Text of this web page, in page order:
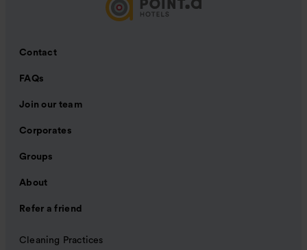
Contact
FAQs
Join our team
Corporates
Groups
About
Refer a friend
Cleaning Practices